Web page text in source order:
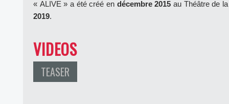
« ALIVE » a été créé en décembre 2015 au Théâtre de
2019.
VIDEOS
TEASER